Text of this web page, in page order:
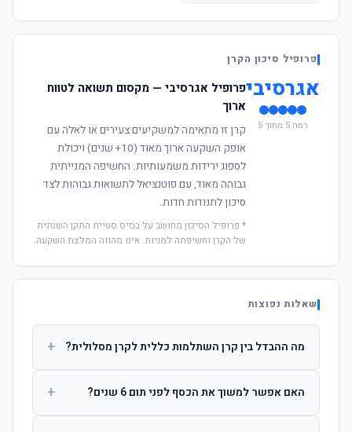
פרופיל סיכון הקרן
אגרסיבי
רמה 5 מתוך 5
פרופיל אגרסיבי — מקסום תשואה לטווח
ארוך
קרן זו מתאימה למשקיעים צעירים או לאלה עם
אופק השקעה ארוך מאוד (10+ שנים) ויכולת
לספוג ירידות משמעותיות. החשיפה המנייתית
גבוהה מאוד, עם פוטנציאל לתשואות גבוהות לצד
סיכון לתנודות חדות.
* פרופיל הסיכון מחושב על בסיס סטיית התקן השנתית
של הקרן וחשיפתה למניות. אינו מהווה המלצת השקעה.
שאלות נפוצות
מה ההבדל בין קרן השתלמות כללית לקרן מסלולית? +
ההשקעות. קרן מסלולית עוקבת אחרי מדד ספציפי ומאפשרת
האם אפשר למשוך את הכסף לפני תום 6 שנים? +